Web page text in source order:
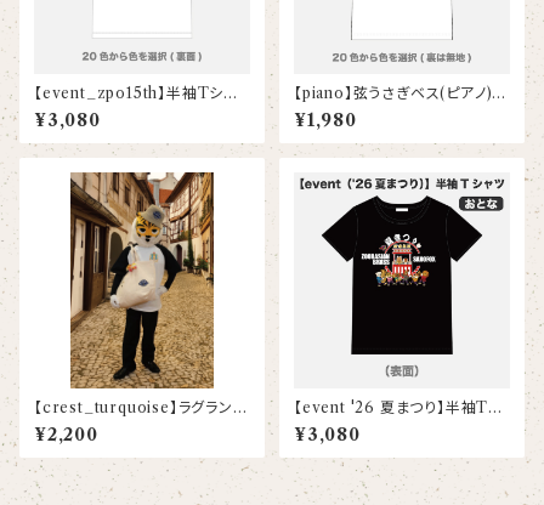
【event_zpo15th】半袖Tシャ
ツ（15th Anniv.）(大人)
¥3,080
【piano】弦うさぎベス(ピアノ)
半袖Tシャツ(大人)
¥1,980
【crest_turquoise】ラグランス
リーブTシャツ
¥2,200
【event '26 夏まつり】半袖Tシ
ャツ(大人)
¥3,080